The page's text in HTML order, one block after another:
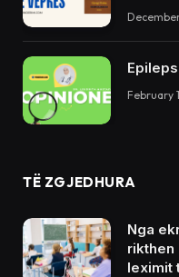
February
TË ZGJEDHURA
Nga
rikthen
leximit